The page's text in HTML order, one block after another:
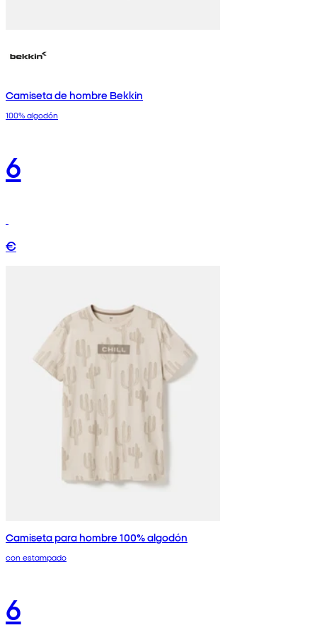
Camiseta de hombre Bekkin
100% algodón
6
€
Camiseta para hombre 100% algodón
con estampado
6